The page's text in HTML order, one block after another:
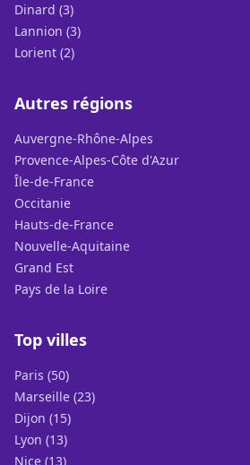
Dinard (3)
Lannion (3)
Lorient (2)
Autres régions
Auvergne-Rhône-Alpes
Provence-Alpes-Côte d'Azur
Île-de-France
Occitanie
Hauts-de-France
Nouvelle-Aquitaine
Grand Est
Pays de la Loire
Top villes
Paris (50)
Marseille (23)
Dijon (15)
Lyon (13)
Nice (13)